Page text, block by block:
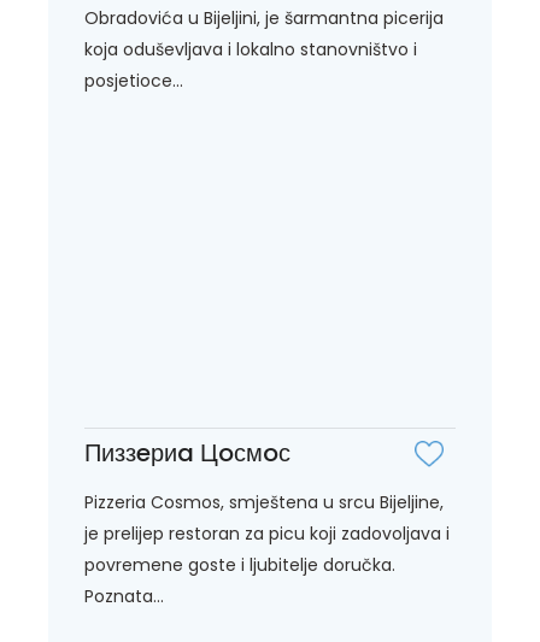
Obradovića u Bijeljini, je šarmantna picerija
koja oduševljava i lokalno stanovništvo i
posjetioce...
Пиззeриa Цoсмoс
Pizzeria Cosmos, smještena u srcu Bijeljine,
je prelijep restoran za picu koji zadovoljava i
povremene goste i ljubitelje doručka.
Poznata...